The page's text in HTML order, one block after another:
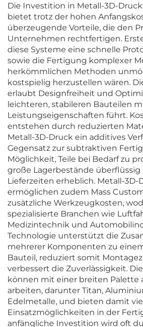
Die Investition in Metall-3D-
bietet trotz der hohen
überzeugende Vorteile, die den
Unternehmen rechtfertigen.
diese Systeme eine schnelle
sowie die Fertigung komplexer
herkömmlichen Methoden
kostspielig herzustellen wären.
erlaubt Designfreiheit und
leichteren, stabileren Bauteilen
Leistungseigenschaften führt.
entstehen durch reduzierten
Metall-3D-Druck ein additives
Gegensatz zur subtraktiven
Möglichkeit, Teile bei Bedarf zu
große Lagerbestände
Lieferzeiten erheblich. Metall-3D-
ermöglichen zudem Mass
zusätzliche Werkzeugkosten,
spezialisierte Branchen wie
Medizintechnik und
Technologie unterstützt die
mehrerer Komponenten zu
Bauteil, reduziert somit
verbessert die Zuverlässigkeit.
können mit einer breiten Palette
arbeiten, darunter Titan,
Edelmetalle, und bieten damit
Einsatzmöglichkeiten in der
anfängliche Investition wird oft